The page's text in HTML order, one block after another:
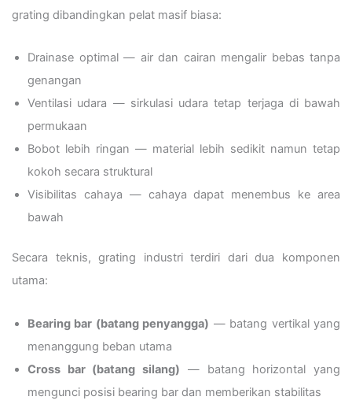
grating dibandingkan pelat masif biasa:
Drainase optimal — air dan cairan mengalir bebas tanpa
genangan
Ventilasi udara — sirkulasi udara tetap terjaga di bawah
permukaan
Bobot lebih ringan — material lebih sedikit namun tetap
kokoh secara struktural
Visibilitas cahaya — cahaya dapat menembus ke area
bawah
Secara teknis, grating industri terdiri dari dua komponen
utama:
Bearing bar (batang penyangga) — batang vertikal yang
menanggung beban utama
Cross bar (batang silang) — batang horizontal yang
mengunci posisi bearing bar dan memberikan stabilitas